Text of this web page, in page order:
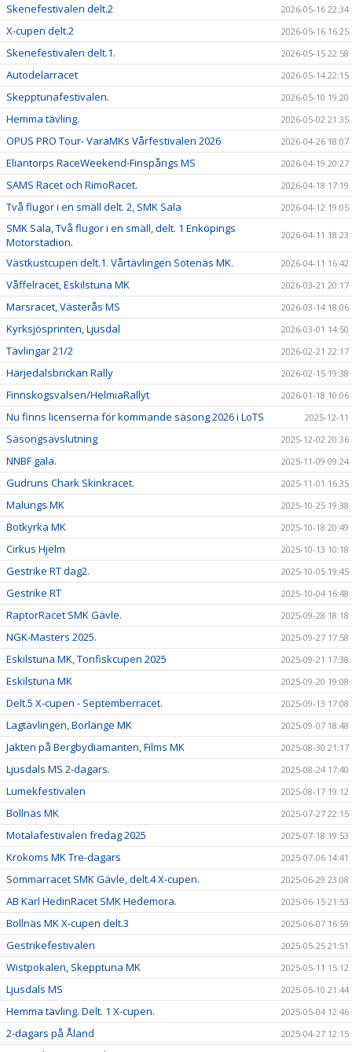
Skenefestivalen delt.2 2026-05-16 22:34
X-cupen delt.2 2026-05-16 16:25
Skenefestivalen delt.1. 2026-05-15 22:58
Autodelarracet 2026-05-14 22:15
Skepptunafestivalen. 2026-05-10 19:20
Hemma tävling. 2026-05-02 21:35
OPUS PRO Tour- VaraMKs Vårfestivalen 2026 2026-04-26 18:07
Eliantorps RaceWeekend-Finspångs MS 2026-04-19 20:27
SAMS Racet och RimoRacet. 2026-04-18 17:19
Två flugor i en smäll delt. 2, SMK Sala 2026-04-12 19:05
SMK Sala, Två flugor i en smäll, delt. 1 Enköpings
Motorstadion.
2026-04-11 18:23
Västkustcupen delt.1. Vårtävlingen Sotenäs MK. 2026-04-11 16:42
Våffelracet, Eskilstuna MK 2026-03-21 20:17
Marsracet, Västerås MS 2026-03-14 18:06
Kyrksjösprinten, Ljusdal 2026-03-01 14:50
Tävlingar 21/2 2026-02-21 22:17
Härjedalsbrickan Rally 2026-02-15 19:38
Finnskogsvalsen/HelmiaRallyt 2026-01-18 10:06
Nu finns licenserna för kommande säsong 2026 i LoTS 2025-12-11
Säsongsavslutning 2025-12-02 20:36
NNBF gala. 2025-11-09 09:24
Gudruns Chark Skinkracet. 2025-11-01 16:35
Malungs MK 2025-10-25 19:38
Botkyrka MK 2025-10-18 20:49
Cirkus Hjelm 2025-10-13 10:18
Gestrike RT dag2. 2025-10-05 19:45
Gestrike RT 2025-10-04 16:48
RaptorRacet SMK Gävle. 2025-09-28 18:18
NGK-Masters 2025. 2025-09-27 17:58
Eskilstuna MK, Tonfiskcupen 2025 2025-09-21 17:38
Eskilstuna MK 2025-09-20 19:08
Delt.5 X-cupen - Septemberracet. 2025-09-13 17:08
Lagtävlingen, Borlänge MK 2025-09-07 18:48
Jakten på Bergbydiamanten, Films MK 2025-08-30 21:17
Ljusdals MS 2-dagars. 2025-08-24 17:40
Lumekfestivalen 2025-08-17 19:12
Bollnäs MK 2025-07-27 22:15
Motalafestivalen fredag 2025 2025-07-18 19:53
Krokoms MK Tre-dagars 2025-07-06 14:41
Sommarracet SMK Gävle, delt.4 X-cupen. 2025-06-29 23:08
AB Karl HedinRacet SMK Hedemora. 2025-06-15 21:53
Bollnäs MK X-cupen delt.3 2025-06-07 16:59
Gestrikefestivalen 2025-05-25 21:51
Wistpokalen, Skepptuna MK 2025-05-11 15:12
Ljusdals MS 2025-05-10 21:44
Hemma tävling. Delt. 1 X-cupen. 2025-05-04 12:46
2-dagars på Åland 2025-04-27 12:15